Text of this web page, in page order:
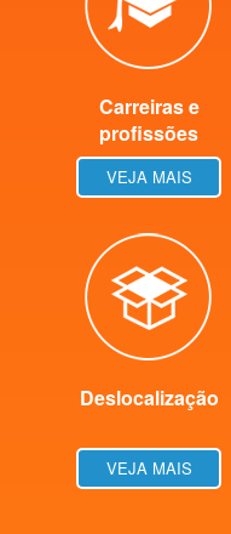
Carreiras e
profissões
VEJA MAIS
Deslocalização
VEJA MAIS